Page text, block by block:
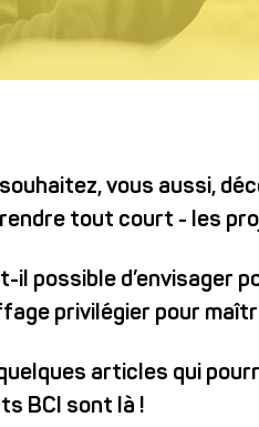
vous aussi,
tout court - les
il possible d’envisager
privilégier pour
articles qui
BCI sont là !